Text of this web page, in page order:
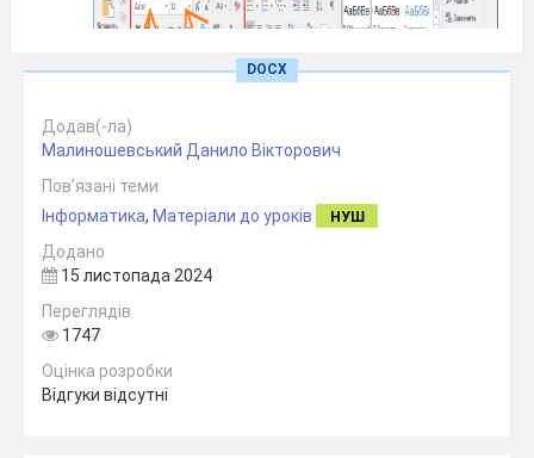
Розмір шрифту – це наскільки великим або
маленьким буде текст.
Щоб змінити розмір тексту:
Виділіть текст.
На панелі
виберіть число (наприклад, 12, 16 або 24).
DOCX
Додав(-ла)
Малиношевський Данило Вікторович
Пов’язані теми
Інформатика, Матеріали до уроків НУШ
Додано
15 листопада 2024
Переглядів
1747
Оцінка розробки
Відгуки відсутні